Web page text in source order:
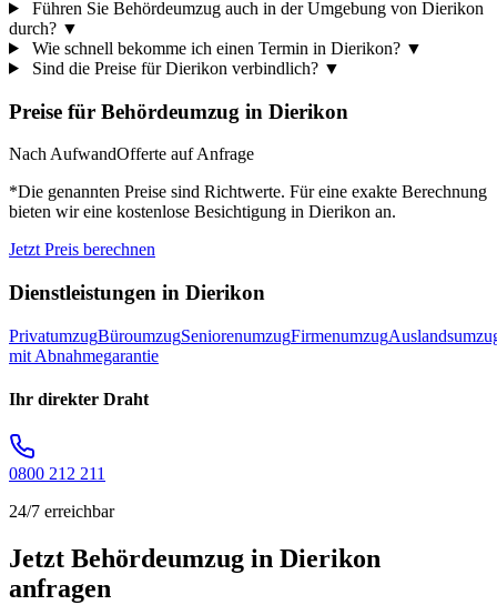
Führen Sie Behördeumzug auch in der Umgebung von Dierikon
durch? ▼
Wie schnell bekomme ich einen Termin in Dierikon? ▼
Sind die Preise für Dierikon verbindlich? ▼
Preise für Behördeumzug in Dierikon
Nach AufwandOfferte auf Anfrage
*Die genannten Preise sind Richtwerte. Für eine exakte Berechnung
bieten wir eine kostenlose Besichtigung in Dierikon an.
Jetzt Preis berechnen
Dienstleistungen in Dierikon
PrivatumzugBüroumzugSeniorenumzugFirmenumzug
mit Abnahmegarantie
Ihr direkter Draht
0800 212 211
24/7 erreichbar
Jetzt Behördeumzug in Dierikon
anfragen